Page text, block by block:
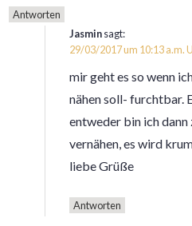
Antworten
Jasminsagt:
29/03/2017 um 10:13 a.m.
mir geht es so wenn
nähen soll- furchtbar.
entweder bin ich
vernähen, es wird
liebe Grüße
Antworten